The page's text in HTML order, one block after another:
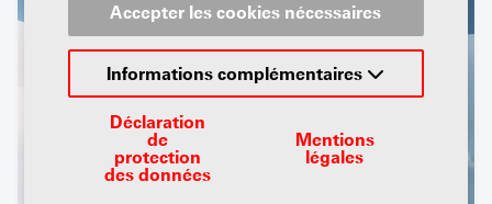
Accepter les cookies nécessaires
Informations complémentaires
Déclaration
de
protection
des données
Mentions
légales